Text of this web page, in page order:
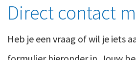
Direct contact
Heb je een vraag of wil je iets